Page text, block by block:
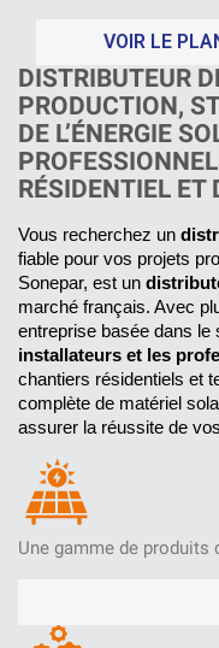
VOIR LE
DISTRIBUTEUR
PRODUCTION,
DE L’ÉNERGIE
RÉSIDENTIEL ET
Vous recherchez un
fiable pour vos projets
Sonepar, est un
marché français. Avec
entreprise basée dans le
installateurs et les
chantiers résidentiels et
complète de matériel
assurer la réussite de
Une gamme de